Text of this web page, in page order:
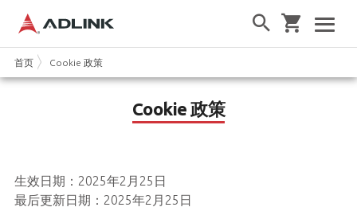
首页 Cookie 政策
Cookie 政策
生效日期：2025年2月25日
最后更新日期：2025年2月25日